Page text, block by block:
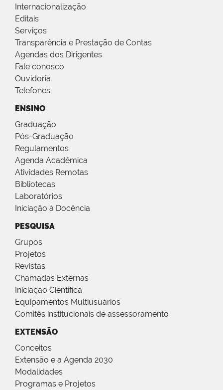
Internacionalização
Editais
Serviços
Transparência e Prestação de Contas
Agendas dos Dirigentes
Fale conosco
Ouvidoria
Telefones
ENSINO
Graduação
Pós-Graduação
Regulamentos
Agenda Acadêmica
Atividades Remotas
Bibliotecas
Laboratórios
Iniciação à Docência
PESQUISA
Grupos
Projetos
Revistas
Chamadas Externas
Iniciação Científica
Equipamentos Multiusuários
Comitês institucionais de assessoramento
EXTENSÃO
Conceitos
Extensão e a Agenda 2030
Modalidades
Programas e Projetos